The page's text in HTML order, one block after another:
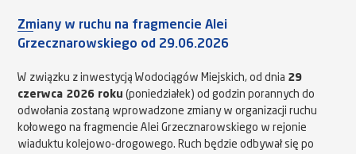
Zmiany w ruchu na fragmencie Alei
Grzecznarowskiego od 29.06.2026
W związku z inwestycją Wodociągów Miejskich, od dnia 29
czerwca 2026 roku (poniedziałek) od godzin porannych do
odwołania zostaną wprowadzone zmiany w organizacji ruchu
kołowego na fragmencie Alei Grzecznarowskiego w rejonie
wiaduktu kolejowo-drogowego. Ruch będzie odbywał się po